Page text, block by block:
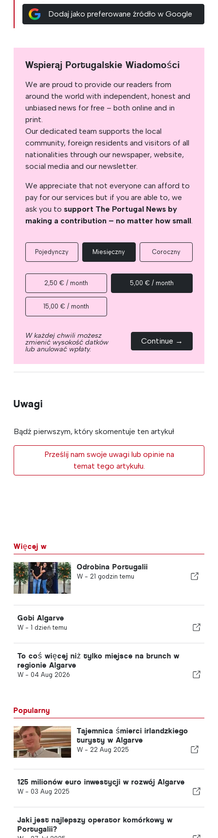
Dodaj jako preferowane źródło w Google
Wspieraj Portugalskie Wiadomości
We are proud to provide our readers from
around the world with independent, honest and
unbiased news for free – both online and in
print.
Our dedicated team supports the local
community, foreign residents and visitors of all
nationalities through our newspaper, website,
social media and our newsletter.
We appreciate that not everyone can afford to
pay for our services but if you are able to, we
ask you to support The Portugal News by
making a contribution – no matter how small
Pojedynczy Miesięczny Coroczny
2,50 € / month 5,00 € / month
15,00 € / month
W każdej chwili możesz
zmienić wysokość datków
lub anulować wpłaty.
Continue →
Uwagi
Bądź pierwszym, który skomentuje ten artykuł
Prześlij nam swoje uwagi lub opinie na
temat tego artykułu.
Więcej w
Odrobina Portugalii
W - 21 godzin temu
Gobi Algarve
W - 1 dzień temu
To coś więcej niż tylko miejsce na brunch w
regionie Algarve
W - 04 Aug 2026
Popularny
Tajemnica śmierci irlandzkiego
turysty w Algarve
W - 22 Aug 2025
125 milionów euro inwestycji w rozwój Algarve
W - 03 Aug 2025
Jaki jest najlepszy operator komórkowy w
Portugalii?